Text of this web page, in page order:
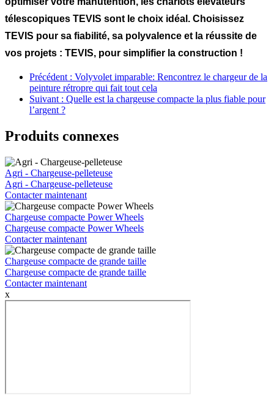
télescopiques TEVIS sont le choix idéal. Choisissez
TEVIS pour sa fiabilité, sa polyvalence et la réussite de
vos projets : TEVIS, pour simplifier la construction !
Précédent : Volyvolet imparable: Rencontrez le chargeur de la
peinture rétropre qui fait tout cela
Suivant : Quelle est la chargeuse compacte la plus fiable pour
l’argent ?
Produits connexes
Agri - Chargeuse-pelleteuse
Agri - Chargeuse-pelleteuse
Contacter maintenant
Chargeuse compacte Power Wheels
Chargeuse compacte Power Wheels
Contacter maintenant
Chargeuse compacte de grande taille
Chargeuse compacte de grande taille
Contacter maintenant
x